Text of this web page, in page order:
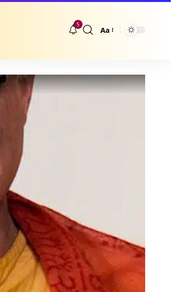
5
Größenänderung
Aa